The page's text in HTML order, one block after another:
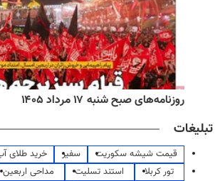
روزنامه‌های صبح شنبه ۱۷ مرداد ۱۴۰۵
تبلیغات
قیمت شیشه سکوریت سفیر خرید طلای
تور کربلا
استند تسلیت مداحی اربعین